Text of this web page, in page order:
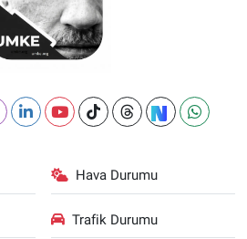
Hava Durumu
Trafik Durumu